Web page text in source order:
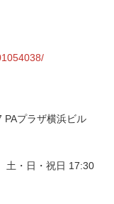
プラザ横浜ビル
土・日・祝日 17:30